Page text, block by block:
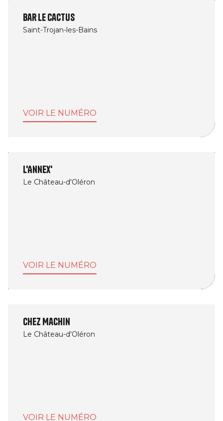
Bar Le Cactus
Saint-Trojan-les-Bains
VOIR LE NUMÉRO
L'Annex'
Le Château-d'Oléron
VOIR LE NUMÉRO
Chez Machin
Le Château-d'Oléron
VOIR LE NUMÉRO